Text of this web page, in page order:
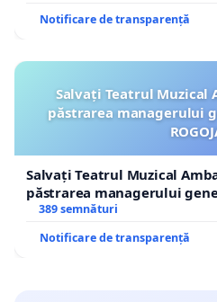
Notificare de transparență
Salvați Teatrul Muzical
păstrarea managerului
Salvați Teatrul Muzical
păstrarea managerului
ROGOJAN
389 semnături
Notificare de transparență